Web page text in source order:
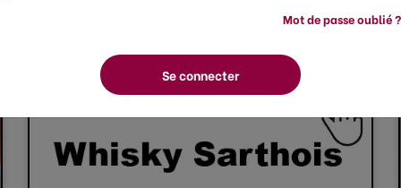
Mot de passe oublié ?
Se connecter